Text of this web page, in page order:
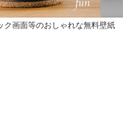
ク画面等のおしゃれな無料壁紙